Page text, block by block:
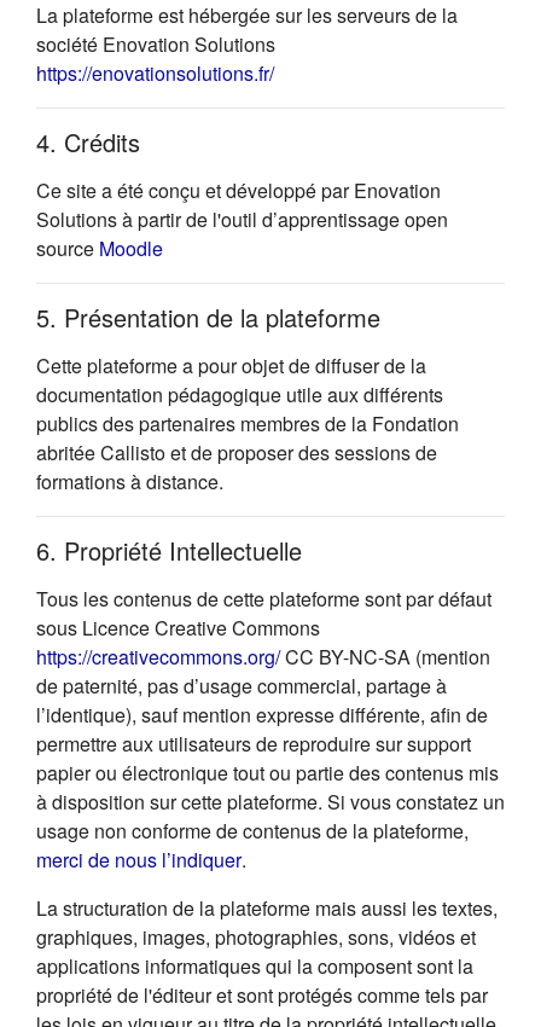
La plateforme est hébergée sur les serveurs de la
société Enovation Solutions
https://enovationsolutions.fr/(s'ouvre dans un nouvel onglet)
4. Crédits
Ce site a été conçu et développé par Enovation
Solutions à partir de l'outil d’apprentissage open
source Moodle(s'ouvre dans un nouvel onglet)
5. Présentation de la plateforme
Cette plateforme a pour objet de diffuser de la
documentation pédagogique utile aux différents
publics des partenaires membres de la Fondation
abritée Callisto et de proposer des sessions de
formations à distance.
6. Propriété Intellectuelle
Tous les contenus de cette plateforme sont par défaut
sous Licence Creative Commons
https://creativecommons.org/(s'ouvre dans un nouvel
CC BY-NC-SA (mention
de paternité, pas d’usage commercial, partage à
l’identique), sauf mention expresse différente, afin de
permettre aux utilisateurs de reproduire sur support
papier ou électronique tout ou partie des contenus mis
à disposition sur cette plateforme. Si vous constatez un
usage non conforme de contenus de la plateforme,
merci de nous l’indiquer(s'ouvre dans un nouvel onglet)
.
La structuration de la plateforme mais aussi les textes,
graphiques, images, photographies, sons, vidéos et
applications informatiques qui la composent sont la
propriété de l'éditeur et sont protégés comme tels par